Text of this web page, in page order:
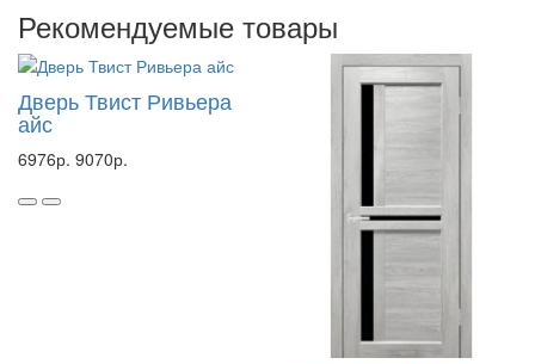
Рекомендуемые товары
Дверь Твист Ривьера
айс
6976р. 9070р.